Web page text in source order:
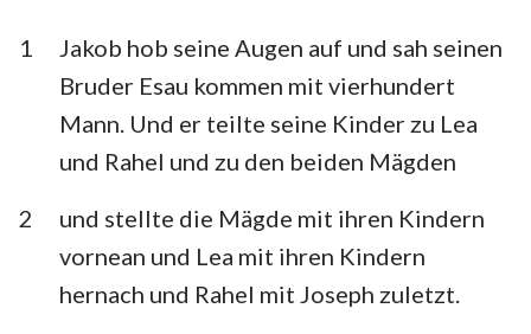
Esther Hiob
Psalm Sprüche
Klagelieder Hesekiel
Daniel Hosea
1
Jakob hob seine Augen auf und sah seinen
Bruder Esau kommen mit vierhundert
Mann. Und er teilte seine Kinder zu Lea
und Rahel und zu den beiden Mägden
2
und stellte die Mägde mit ihren Kindern
vornean und Lea mit ihren Kindern
hernach und Rahel mit Joseph zuletzt.